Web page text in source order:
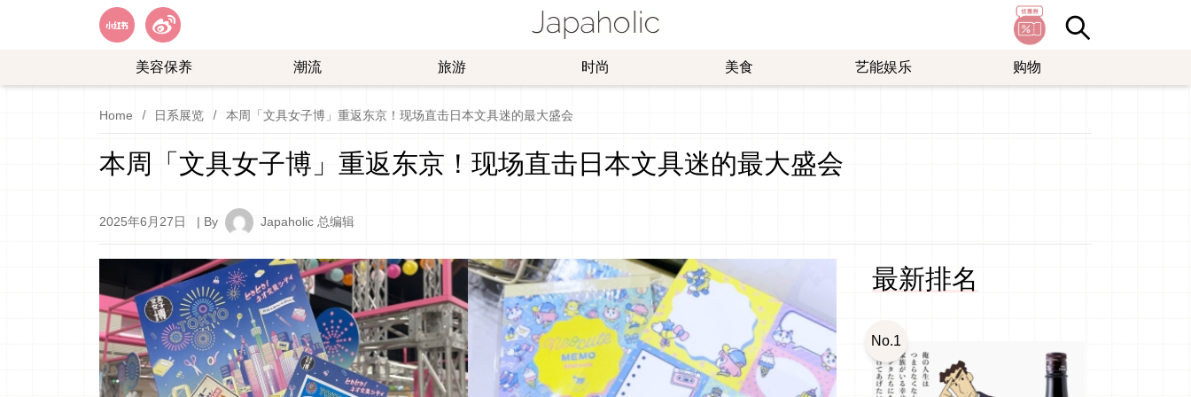
美容保养 潮流 旅游 时尚 美食 艺能娱乐
购物
物
Home 日系展览 本周「文具女子博」重返东京！现场直击日本文具迷的最大盛会
本周「文具女子博」重返东京！现场直击日本文具迷的最大盛会
2025年6月27日 | By Japaholic 总编辑
最新排名
No.1